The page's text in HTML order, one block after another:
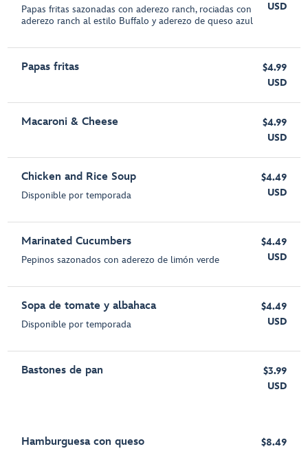
Papas fritas sazonadas con aderezo ranch, rociadas con
aderezo ranch al estilo Buffalo y aderezo de queso azul
USD
Papas fritas
$4.99
USD
Macaroni & Cheese
$4.99
USD
Chicken and Rice Soup
Disponible por temporada
$4.49
USD
Marinated Cucumbers
Pepinos sazonados con aderezo de limón verde
$4.49
USD
Sopa de tomate y albahaca
Disponible por temporada
$4.49
USD
Bastones de pan
$3.99
USD
Hamburguesa con queso
$8.49